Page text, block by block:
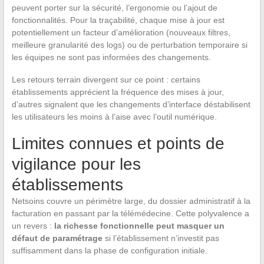
peuvent porter sur la sécurité, l’ergonomie ou l’ajout de
fonctionnalités. Pour la traçabilité, chaque mise à jour est
potentiellement un facteur d’amélioration (nouveaux filtres,
meilleure granularité des logs) ou de perturbation temporaire si
les équipes ne sont pas informées des changements.
Les retours terrain divergent sur ce point : certains
établissements apprécient la fréquence des mises à jour,
d’autres signalent que les changements d’interface déstabilisent
les utilisateurs les moins à l’aise avec l’outil numérique.
Limites connues et points de
vigilance pour les
établissements
Netsoins couvre un périmètre large, du dossier administratif à la
facturation en passant par la télémédecine. Cette polyvalence a
un revers : la richesse fonctionnelle peut masquer un
défaut de paramétragesi l’établissement n’investit pas
suffisamment dans la phase de configuration initiale.